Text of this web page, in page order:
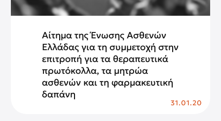
Αίτημα της Ένωσης Ασθενών
Ελλάδας για τη συμμετοχή στην
επιτροπή για τα θεραπευτικά
πρωτόκολλα, τα μητρώα
ασθενών και τη φαρμακευτική
δαπάνη
31.01.20